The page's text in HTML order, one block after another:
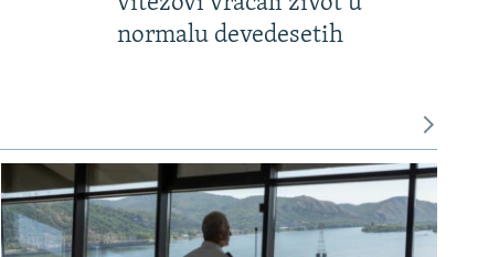
normalu devedesetih